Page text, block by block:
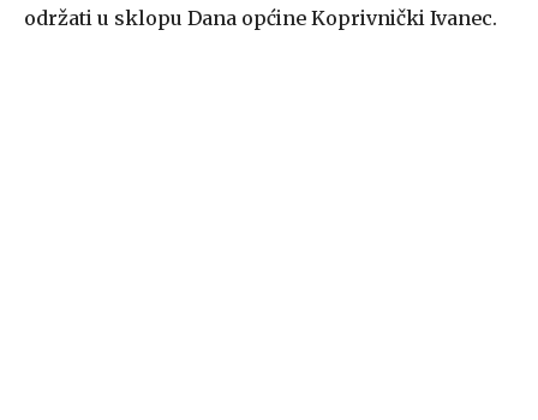
održati u sklopu Dana općine Koprivnički Ivanec.